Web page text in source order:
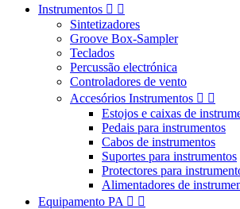
Instrumentos  
Sintetizadores
Groove Box-Sampler
Teclados
Percussão electrónica
Controladores de vento
Accesórios Instrumentos  
Estojos e caixas de
Pedais para instrumentos
Cabos de instrumentos
Suportes para instrumentos
Protectores para
Alimentadores de
Equipamento PA  